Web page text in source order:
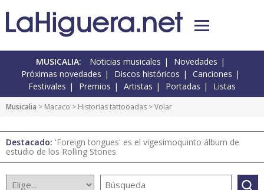
MUSICALIA: Noticias musicales
Novedades
Próximas novedades
Discos históricos
Canciones
Festivales
Premios Artistas Portadas Listas
Musicalia > Macaco > Historias tattooadas > Volar
Destacado: 'Foreign tongues' es el vigesimoquinto álbum de
estudio de los Rolling Stones